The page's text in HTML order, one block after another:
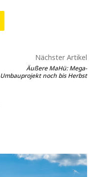
Nächster Artikel
Äußere MaHü: Mega-
Umbauprojekt noch bis Herbst